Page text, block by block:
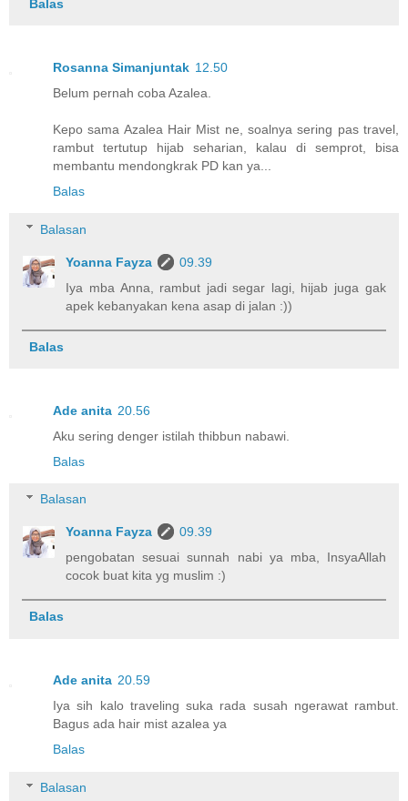
Balas
Rosanna Simanjuntak 12.50
Belum pernah coba Azalea.
Kepo sama Azalea Hair Mist ne, soalnya sering pas travel,
rambut tertutup hijab seharian, kalau di semprot, bisa
membantu mendongkrak PD kan ya...
Balas
Balasan
Yoanna Fayza
09.39
Iya mba Anna, rambut jadi segar lagi, hijab juga gak
apek kebanyakan kena asap di jalan :))
Balas
Ade anita 20.56
Aku sering denger istilah thibbun nabawi.
Balas
Balasan
Yoanna Fayza
09.39
pengobatan sesuai sunnah nabi ya mba, InsyaAllah
cocok buat kita yg muslim :)
Balas
Ade anita 20.59
Iya sih kalo traveling suka rada susah ngerawat rambut.
Bagus ada hair mist azalea ya
Balas
Balasan